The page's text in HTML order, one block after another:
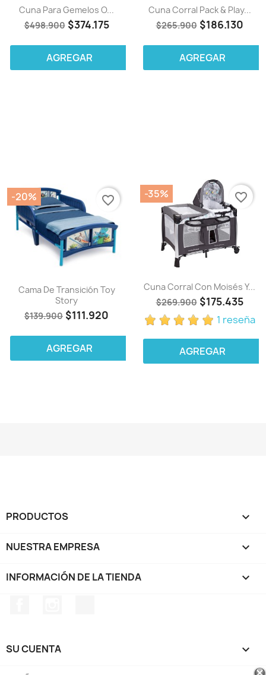
Cuna Para Gemelos O...
$498.900 $374.175
AGREGAR
Cuna Corral Pack & Play...
$265.900 $186.130
AGREGAR
Cama De Transición Toy
Story
$139.900 $111.920
-20%
AGREGAR
favorite_border
Cuna Corral Con Moisés Y...
$269.900 $175.435
1 reseña
-35%
AGREGAR
favorite_border
PRODUCTOS 
NUESTRA EMPRESA 
INFORMACIÓN DE LA TIENDA keyboard_arrow_down
SU CUENTA 